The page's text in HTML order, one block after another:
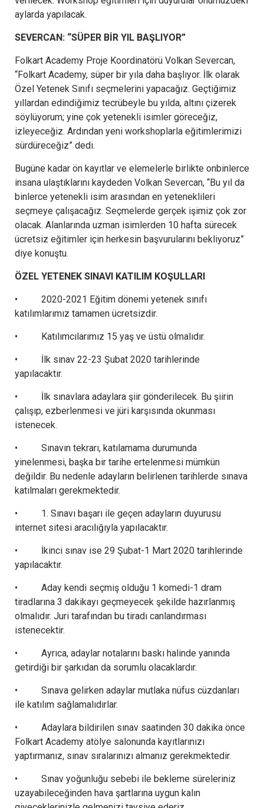
aylarda yapılacak.
SEVERCAN: “SÜPER BİR YIL BAŞLIYOR”
Folkart Academy Proje Koordinatörü Volkan Severcan,
“Folkart Academy, süper bir yıla daha başlıyor. İlk olarak
Özel Yetenek Sınıfı seçmelerini yapacağız. Geçtiğimiz
yıllardan edindiğimiz tecrübeyle bu yılda, altını çizerek
söylüyorum; yine çok yetenekli isimler göreceğiz,
izleyeceğiz. Ardından yeni workshoplarla eğitimlerimizi
sürdüreceğiz” dedi.
Bugüne kadar ön kayıtlar ve elemelerle birlikte onbinlerce
insana ulaştıklarını kaydeden Volkan Severcan, “Bu yıl da
binlerce yetenekli isim arasından en yeteneklileri
seçmeye çalışacağız. Seçmelerde gerçek işimiz çok zor
olacak. Alanlarında uzman isimlerden 10 hafta sürecek
ücretsiz eğitimler için herkesin başvurularını bekliyoruz”
diye konuştu.
ÖZEL YETENEK SINAVI KATILIM KOŞULLARI
• 2020-2021 Eğitim dönemi yetenek sınıfı
katılımlarımız tamamen ücretsizdir.
• Katılımcılarımız 15 yaş ve üstü olmalıdır.
• İlk sınav 22-23 Şubat 2020 tarihlerinde
yapılacaktır.
• İlk sınavlara adaylara şiir gönderilecek. Bu şiirin
çalışıp, ezberlenmesi ve jüri karşısında okunması
istenecek.
• Sınavın tekrarı, katılamama durumunda
yinelenmesi, başka bir tarihe ertelenmesi mümkün
değildir. Bu nedenle adayların belirlenen tarihlerde sınava
katılmaları gerekmektedir.
• 1. Sınavı başarı ile geçen adayların duyurusu
internet sitesi aracılığıyla yapılacaktır.
• İkinci sınav ise 29 Şubat-1 Mart 2020 tarihlerinde
yapılacaktır.
• Aday kendi seçmiş olduğu 1 komedi-1 dram
tiradlarına 3 dakikayı geçmeyecek şekilde hazırlanmış
olmalıdır. Juri tarafından bu tiradı canlandırması
istenecektir.
• Ayrıca, adaylar notalarını baskı halinde yanında
getirdiği bir şarkıdan da sorumlu olacaklardır.
• Sınava gelirken adaylar mutlaka nüfus cüzdanları
ile katılım sağlamalıdırlar.
• Adaylara bildirilen sınav saatinden 30 dakika önce
Folkart Academy atölye salonunda kayıtlarınızı
yaptırmanız, sınav sıralarınızı almanız gerekmektedir.
• Sınav yoğunluğu sebebi ile bekleme süreleriniz
uzayabileceğinden hava şartlarına uygun kalın